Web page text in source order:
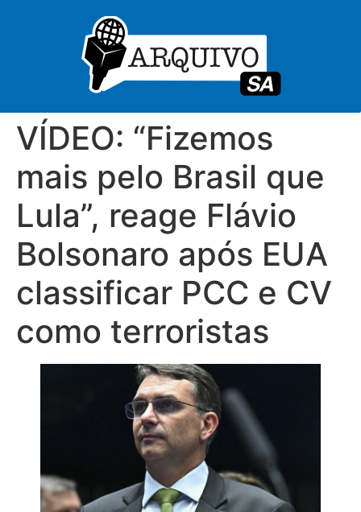
VÍDEO: “Fizemos
mais pelo Brasil que
Lula”, reage Flávio
Bolsonaro após EUA
classificar PCC e CV
como terroristas